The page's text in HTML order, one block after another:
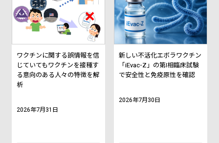
ワクチンに関する誤情報を信
じていてもワクチンを接種す
る意向のある人々の特徴を解
析
2026年7月31日
新しい不活化エボラワクチン
「iEvac-Z」の第I相臨床試験
で安全性と免疫原性を確認
2026年7月30日